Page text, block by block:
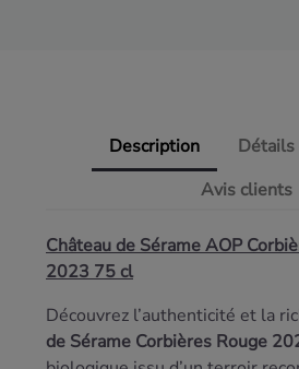
Description
Avis clients
Château de Sérame AOP
2023 75 cl
Découvrez l’authenticité et la
de Sérame Corbières Rouge